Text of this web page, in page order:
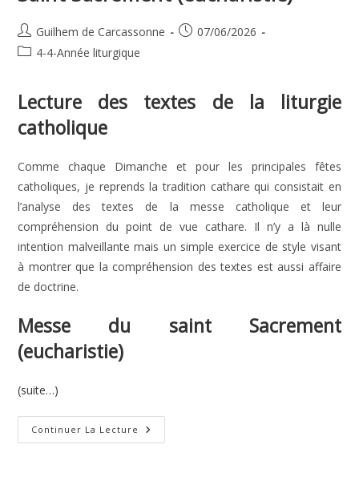
Auteur/autrice
de
Guilhem de Carcassonne
Publication
07/06/2026
Post4-4-Année liturgique
Lecture des textes de la liturgie
catholique
Comme chaque Dimanche et pour les principales fêtes
catholiques, je reprends la tradition cathare qui consistait en
l’analyse des textes de la messe catholique et leur
compréhension du point de vue cathare. Il n’y a là nulle
intention malveillante mais un simple exercice de style visant
à montrer que la compréhension des textes est aussi affaire
de doctrine.
Messe du saint Sacrement
(eucharistie)
(suite…)
Continuer La Lecture Saint
Sacrement